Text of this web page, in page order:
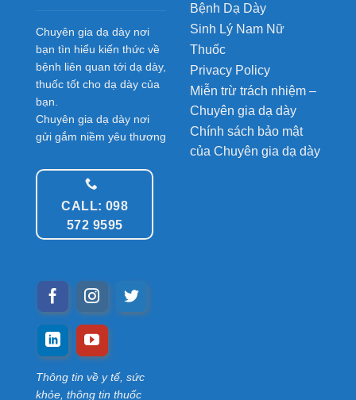
Chuyên gia dạ dày nơi
bạn tìn hiểu kiến thức về
bệnh liên quan tới dạ dày,
thuốc tốt cho dạ dày của
bạn.
Chuyên gia dạ dày nơi
gửi gắm niềm yêu thương
CALL: 098
572 9595
Bệnh Dạ Dày
Sinh Lý Nam Nữ
Thuốc
Privacy Policy
Miễn trừ trách nhiệm –
Chuyên gia dạ dày
Chính sách bảo mật
của Chuyên gia dạ dày
Thông tin về y tế, sức
khỏe, thông tin thuốc